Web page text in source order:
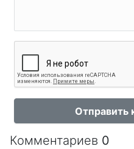
Отправить
Комментариев 0